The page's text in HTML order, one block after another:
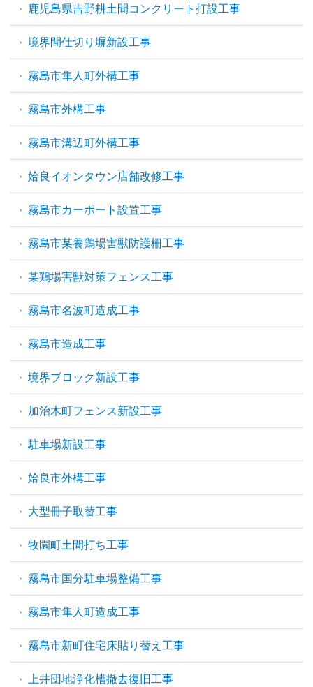
鹿児島県吉野耕土間コンクリート打設工事
境界間仕切り塀新設工事
霧島市隼人町外構工事
霧島市外構工事
霧島市溝辺町外構工事
姶良イオンタウン店舗改修工事
霧島市カーポート設置工事
霧島市某養鶏場害獣防護柵工事
某鶏場害獣対策フェンス工事
霧島市名波町造成工事
霧島市造成工事
境界ブロック新設工事
加治木町フェンス新設工事
駐車場新設工事
姶良市外構工事
大型冊子取替工事
牧園町土間打ち工事
霧島市国分駐車場整備工事
霧島市隼人町造成工事
霧島市新町住宅床貼り替え工事
上井団地浄化槽撤去復旧工事